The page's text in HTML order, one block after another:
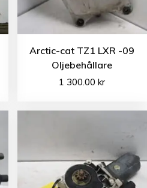
Arctic-cat TZ1 LXR -09
Oljebehållare
1 300.00kr